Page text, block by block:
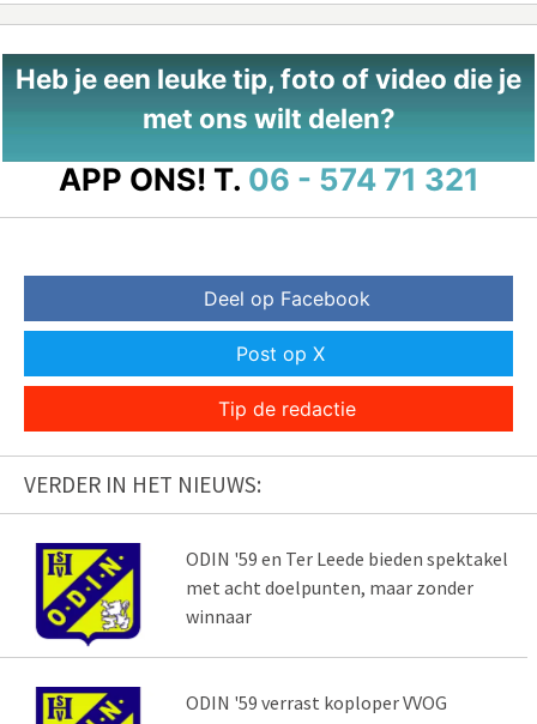
Heb je een leuke tip, foto of video die je
met ons wilt delen?
APP ONS! T. 06 - 574 71 321
Deel op Facebook
Post op X
Tip de redactie
VERDER IN HET NIEUWS:
ODIN '59 en Ter Leede bieden spektakel
met acht doelpunten, maar zonder
winnaar
ODIN '59 verrast koploper VVOG